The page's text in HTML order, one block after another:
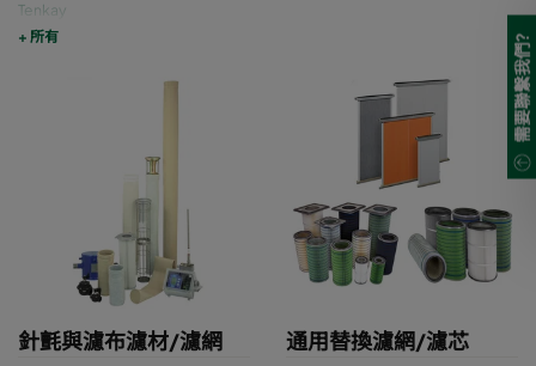
Tenkay
Quantum 系列濾芯
+ 所有
針氈與濾布濾材/濾網 通用替換濾網/濾芯
需要聯繫我們?